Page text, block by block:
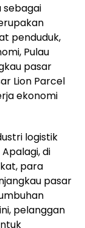
sebagai
penduduk,
Pulau
pasar
Lion Parcel
ekonomi
logistik
di
para
pasar
pelanggan